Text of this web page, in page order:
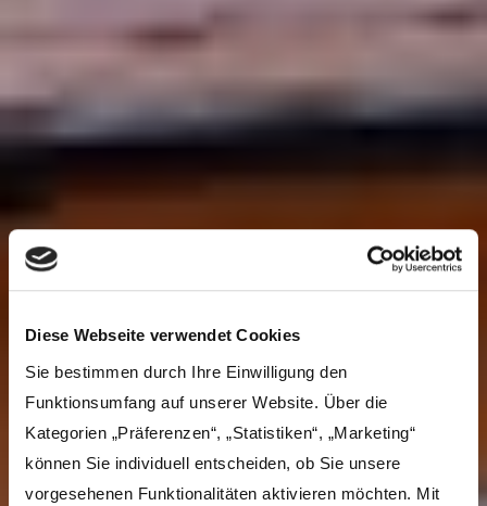
Diese Webseite verwendet Cookies
Sie bestimmen durch Ihre Einwilligung den
Funktionsumfang auf unserer Website. Über die
Kategorien „Präferenzen“, „Statistiken“, „Marketing“
können Sie individuell entscheiden, ob Sie unsere
vorgesehenen Funktionalitäten aktivieren möchten. Mit